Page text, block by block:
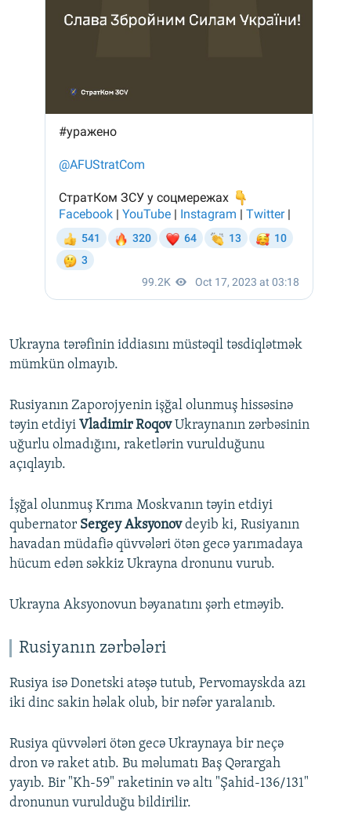
Ukrayna tərəfinin iddiasını müstəqil təsdiqlətmək
mümkün olmayıb.
Rusiyanın Zaporojyenin işğal olunmuş hissəsinə
təyin etdiyi Vladimir RoqovUkraynanın zərbəsinin
uğurlu olmadığını, raketlərin vurulduğunu
açıqlayıb.
İşğal olunmuş Krıma Moskvanın təyin etdiyi
qubernator Sergey Aksyonovdeyib ki, Rusiyanın
havadan müdafiə qüvvələri ötən gecə yarımadaya
hücum edən səkkiz Ukrayna dronunu vurub.
Ukrayna Aksyonovun bəyanatını şərh etməyib.
Rusiyanın zərbələri
Rusiya isə Donetski atəşə tutub, Pervomayskda azı
iki dinc sakin həlak olub, bir nəfər yaralanıb.
Rusiya qüvvələri ötən gecə Ukraynaya bir neçə
dron və raket atıb. Bu məlumatı Baş Qərargah
yayıb. Bir "Kh-59" raketinin və altı "Şahid-136/131"
dronunun vurulduğu bildirilir.